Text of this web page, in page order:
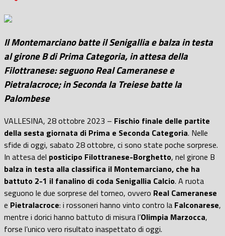
Il Montemarciano batte il Senigallia e balza in testa
al girone B di Prima Categoria, in attesa della
Filottranese: seguono Real Cameranese e
Pietralacroce; in Seconda la Treiese batte la
Palombese
VALLESINA, 28 ottobre 2023 – Fischio finale delle partite
della sesta giornata di Prima e Seconda Categoria. Nelle
sfide di oggi, sabato 28 ottobre, ci sono state poche sorprese.
In attesa del posticipo Filottranese-Borghetto, nel girone B
balza in testa alla classifica il Montemarciano, che ha
battuto 2-1 il fanalino di coda Senigallia Calcio. A ruota
seguono le due sorprese del torneo, ovvero Real Cameranese
e Pietralacroce: i rossoneri hanno vinto contro la Falconarese,
mentre i dorici hanno battuto di misura l’Olimpia Marzocca,
forse l’unico vero risultato inaspettato di oggi.